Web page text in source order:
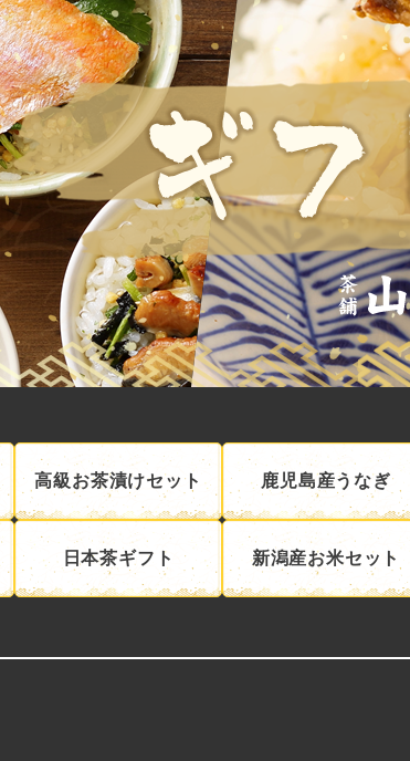
高級お茶漬けセット 鹿児島産うなぎ
日本茶ギフト 新潟産お米セット